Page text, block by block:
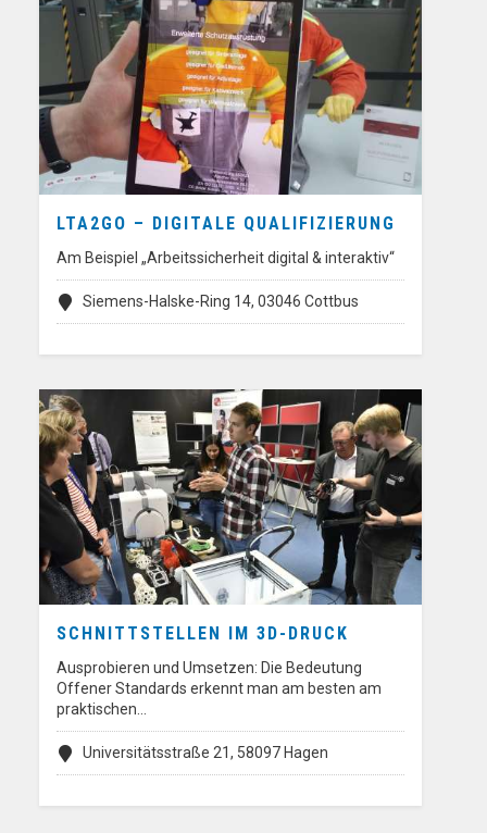
LTA2GO – DIGITALE QUALIFIZIERUNG
Am Beispiel „Arbeitssicherheit digital & interaktiv“
Siemens-Halske-Ring 14, 03046 Cottbus
SCHNITTSTELLEN IM 3D-DRUCK
Ausprobieren und Umsetzen: Die Bedeutung
Offener Standards erkennt man am besten am
praktischen…
Universitätsstraße 21, 58097 Hagen